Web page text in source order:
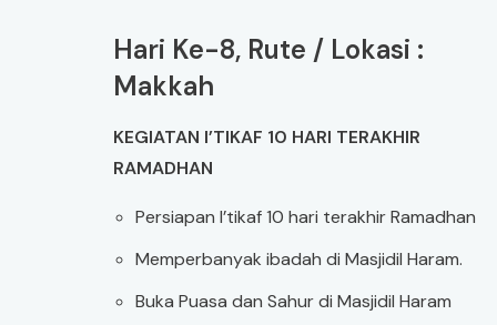
Hari Ke-8, Rute / Lokasi :
Makkah
KEGIATAN I’TIKAF 10 HARI TERAKHIR
RAMADHAN
Persiapan I’tikaf 10 hari terakhir Ramadhan
Memperbanyak ibadah di Masjidil Haram.
Buka Puasa dan Sahur di Masjidil Haram